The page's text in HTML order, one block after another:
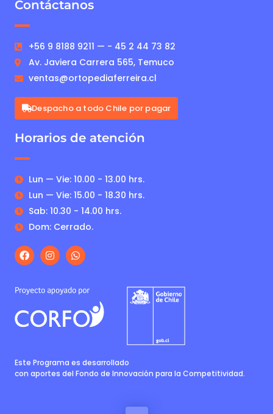
Contáctanos
+56 9 8188 9211 — - 45 2 44 73 82
Av. Javiera Carrera 565, Temuco
ventas@ortopediaferreira.cl
Despacho a todo Chile por pagar
Horarios de atención
Lun — Vie: 10.00 - 13.00 hrs.
Lun — Vie: 15.00 - 18.30 hrs.
Sab: 10.30 - 14.00 hrs.
Dom: Cerrado.
Este Programa es desarrollado
con aportes del Fondo de Innovación para la Competitividad.